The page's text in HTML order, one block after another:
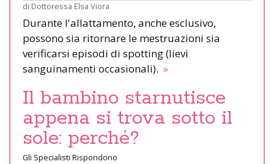
di Dottoressa Elsa Viora
Durante l'allattamento, anche esclusivo,
possono sia ritornare le mestruazioni sia
verificarsi episodi di spotting (lievi
sanguinamenti occasionali). »
Il bambino starnutisce
appena si trova sotto il
sole: perché?
Gli Specialisti Rispondono